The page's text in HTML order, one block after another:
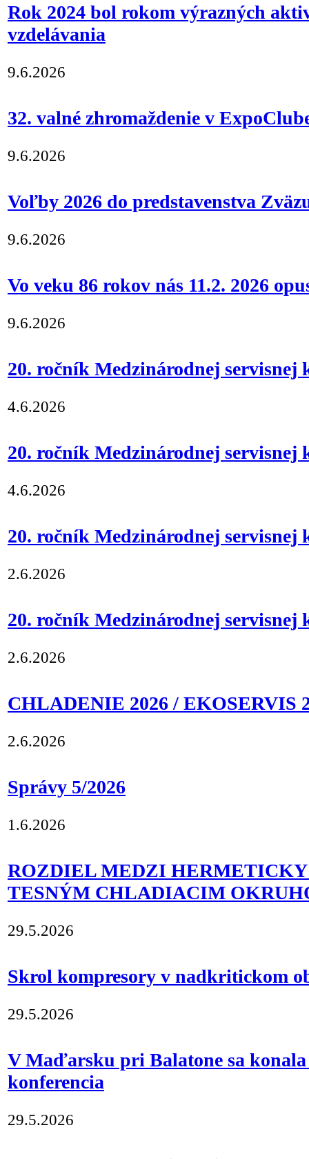
Rok 2024 bol rokom výrazných
vzdelávania
9.6.2026
32. valné zhromaždenie v
9.6.2026
Voľby 2026 do predstavenstva
9.6.2026
Vo veku 86 rokov nás 11.2. 2026
9.6.2026
20. ročník Medzinárodnej servisnej
4.6.2026
20. ročník Medzinárodnej servisnej
4.6.2026
20. ročník Medzinárodnej servisnej
2.6.2026
20. ročník Medzinárodnej servisnej
2.6.2026
CHLADENIE 2026 / EKOSERVIS
2.6.2026
Správy 5/2026
1.6.2026
ROZDIEL MEDZI
TESNÝM CHLADIACIM
29.5.2026
Skrol kompresory v nadkritickom
29.5.2026
V Maďarsku pri Balatone sa
konferencia
29.5.2026